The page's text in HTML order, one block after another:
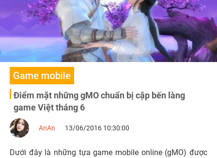
Game mobile
Điểm mặt những gMO chuẩn bị cập bến làng
game Việt tháng 6
AnAn 13/06/2016 10:30:00
Dưới đây là những tựa game mobile online (gMO) được